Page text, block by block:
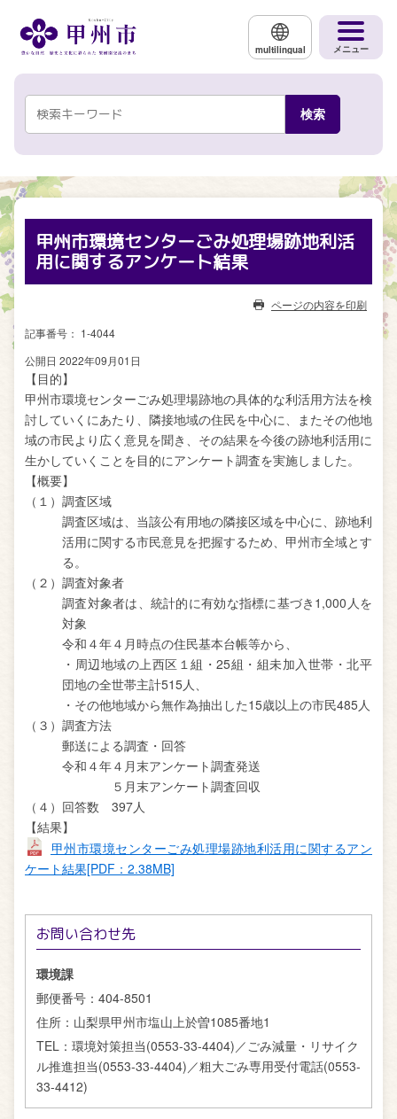
multilingual メニュー
甲州市環境センターごみ処理場跡地利活
用に関するアンケート結果
ページの内容を印刷
記事番号： 1-4044
公開日 2022年09月01日
【目的】
甲州市環境センターごみ処理場跡地の具体的な利活用方法を検
討していくにあたり、隣接地域の住民を中心に、またその他地
域の市民より広く意見を聞き、その結果を今後の跡地利活用に
生かしていくことを目的にアンケート調査を実施しました。
【概要】
（１）調査区域
調査区域は、当該公有用地の隣接区域を中心に、跡地利
活用に関する市民意見を把握するため、甲州市全域とす
る。
（２）調査対象者
調査対象者は、統計的に有効な指標に基づき1,000人を
対象
令和４年４月時点の住民基本台帳等から、
・周辺地域の上西区１組・25組・組未加入世帯・北平
団地の全世帯主計515人、
・その他地域から無作為抽出した15歳以上の市民485人
（３）調査方法
郵送による調査・回答
令和４年４月末アンケート調査発送
５月末アンケート調査回収
（４）回答数 397人
【結果】
甲州市環境センターごみ処理場跡地利活用に関するアン
ケート結果[PDF：2.38MB]
お問い合わせ先
環境課
郵便番号： 404-8501
住所： 山梨県甲州市塩山上於曽1085番地1
TEL： 環境対策担当(0553-33-4404)／ごみ減量・リサイク
ル推進担当(0553-33-4404)／粗大ごみ専用受付電話(0553-
33-4412)